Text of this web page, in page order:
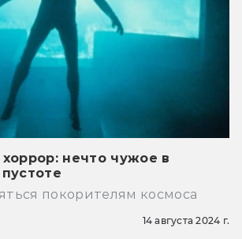
нечто чужое в
покорителям космоса
14 августа 2024 г.